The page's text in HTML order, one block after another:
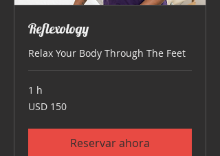
Reflexology
Relax Your Body Through The Feet
1 h
150
dólares
USD 150
Reservar ahora